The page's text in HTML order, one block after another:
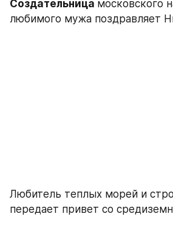
Создательница московского
любимого мужа поздравляет
Любитель теплых морей и
передает привет со